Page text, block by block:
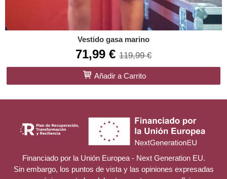
Vestido gasa marino
71,99 € 119,99 €
Añadir a Carrito
Financiado por la Unión Europea - Next Generation EU.
Sin embargo, los puntos de vista y las opiniones expresadas